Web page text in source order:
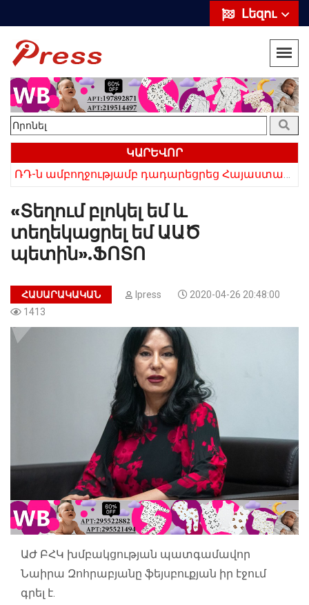
Լեզու
ԿԱՐԵՎՈՐ
«Տեղում բլոկել եմ և
տեղեկացրել եմ ԱԱԾ
պետին».ՖՈՏՈ
ՀԱՍԱՐԱԿԱԿԱՆ Ipress
2020-04-26 20:48:00
1413
ԱԺ ԲՀԿ խմբակցության պատգամավոր
Նաիրա Զոհրաբյանը ֆեյսբուքյան իր էջում
գրել է.